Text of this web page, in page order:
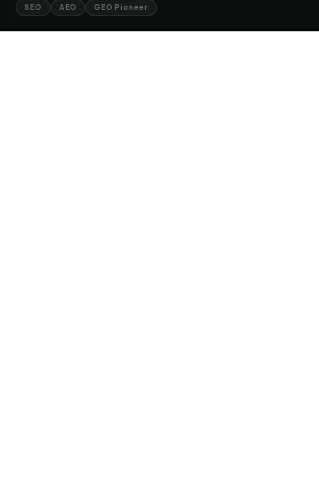
SEO AEO GEO Pioneer